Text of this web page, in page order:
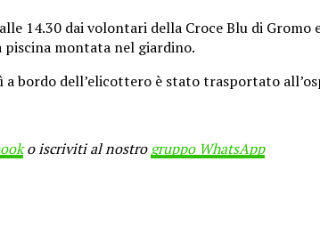
14.30 dai volontari della Croce Blu di
montata nel giardino.
bordo dell’elicottero è stato trasportato
o iscriviti al nostrogruppo WhatsApp